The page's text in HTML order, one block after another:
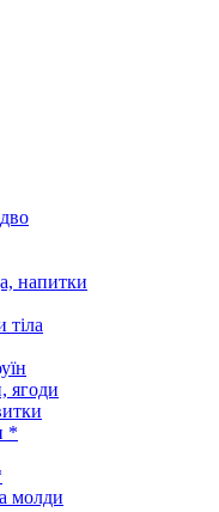
напитки
ягоди
*
молди